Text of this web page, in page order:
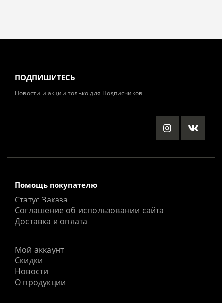
ПОДПИШИТЕСЬ
Новости и акции только для Подписчиков
Помощь покупателю
Статус Заказа
Соглашение об использовании сайта
Доставка и оплата
Мой аккаунт
Скидки
Новости
О продукции